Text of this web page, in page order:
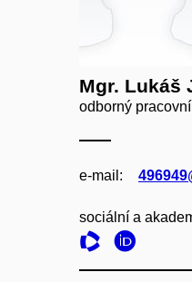
Mgr. Lukáš
odborný
e‑mail:
sociální a